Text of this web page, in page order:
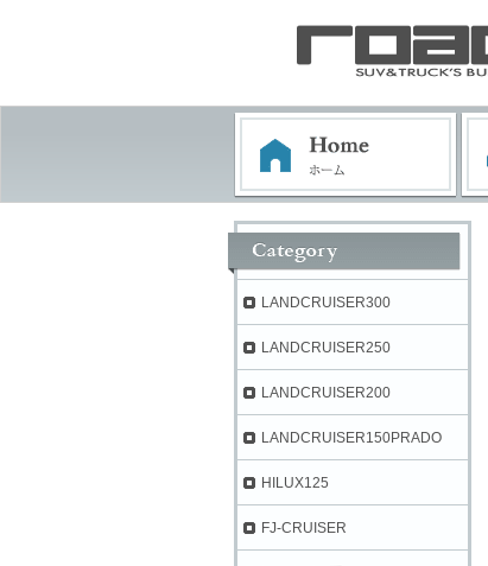
LANDCRUISER300
LANDCRUISER250
LANDCRUISER200
LANDCRUISER150PRADO
HILUX125
FJ-CRUISER